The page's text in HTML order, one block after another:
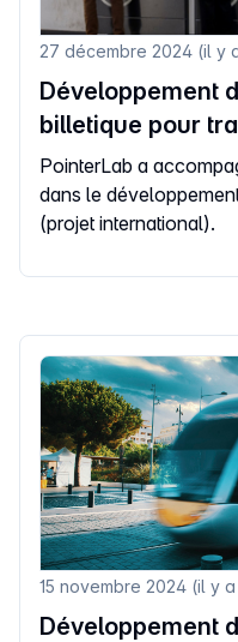
27 décembre 2024 (il y
Développement
billetique pour
PointerLab a
dans le
(projet international).
15 novembre 2024 (il y a
Développement